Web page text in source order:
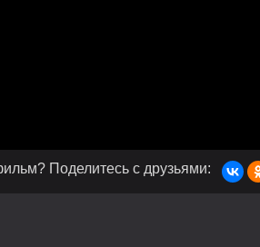
Поделитесь с друзьями: